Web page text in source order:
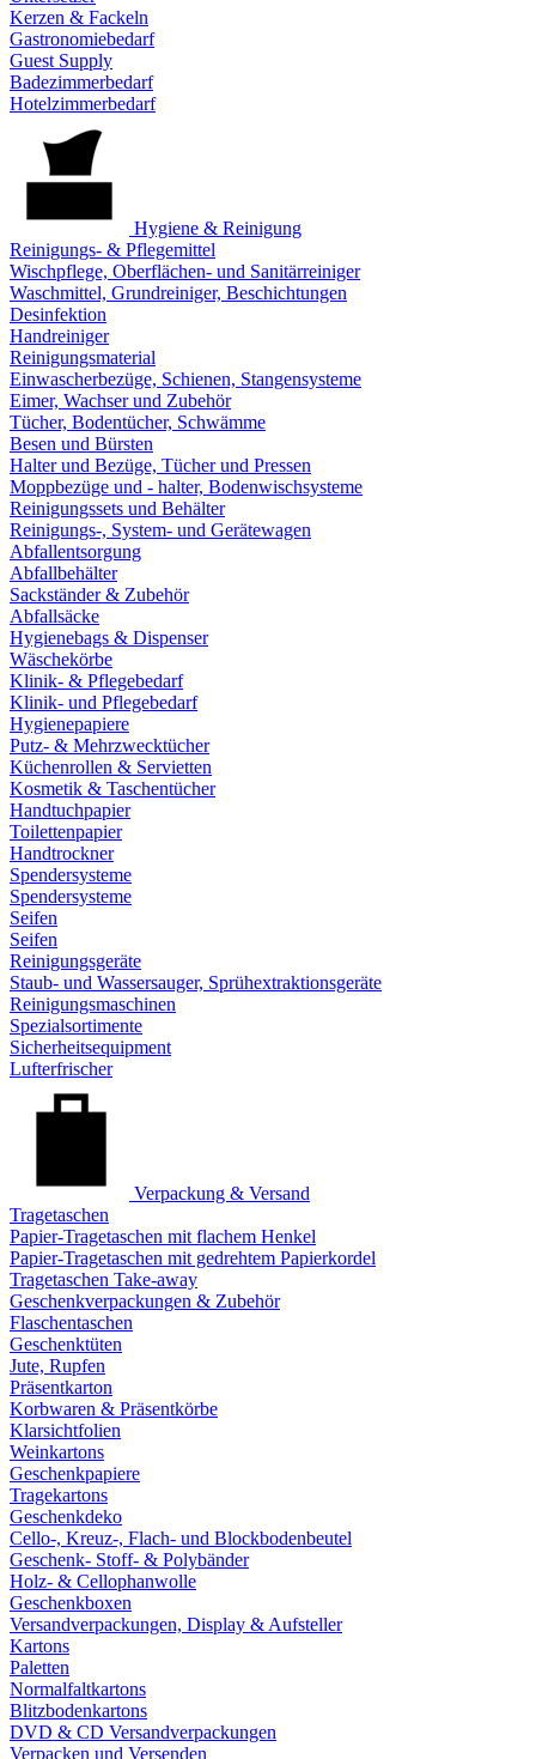
Kerzen & Fackeln
Gastronomiebedarf
Guest Supply
Badezimmerbedarf
Hotelzimmerbedarf
Hygiene & Reinigung
Reinigungs- & Pflegemittel
Wischpflege, Oberflächen- und Sanitärreiniger
Waschmittel, Grundreiniger, Beschichtungen
Desinfektion
Handreiniger
Reinigungsmaterial
Einwascherbezüge, Schienen, Stangensysteme
Eimer, Wachser und Zubehör
Tücher, Bodentücher, Schwämme
Besen und Bürsten
Halter und Bezüge, Tücher und Pressen
Moppbezüge und - halter, Bodenwischsysteme
Reinigungssets und Behälter
Reinigungs-, System- und Gerätewagen
Abfallentsorgung
Abfallbehälter
Sackständer & Zubehör
Abfallsäcke
Hygienebags & Dispenser
Wäschekörbe
Klinik- & Pflegebedarf
Klinik- und Pflegebedarf
Hygienepapiere
Putz- & Mehrzwecktücher
Küchenrollen & Servietten
Kosmetik & Taschentücher
Handtuchpapier
Toilettenpapier
Handtrockner
Spendersysteme
Spendersysteme
Seifen
Seifen
Reinigungsgeräte
Staub- und Wassersauger, Sprühextraktionsgeräte
Reinigungsmaschinen
Spezialsortimente
Sicherheitsequipment
Lufterfrischer
Verpackung & Versand
Tragetaschen
Papier-Tragetaschen mit flachem Henkel
Papier-Tragetaschen mit gedrehtem Papierkordel
Tragetaschen Take-away
Geschenkverpackungen & Zubehör
Flaschentaschen
Geschenktüten
Jute, Rupfen
Präsentkarton
Korbwaren & Präsentkörbe
Klarsichtfolien
Weinkartons
Geschenkpapiere
Tragekartons
Geschenkdeko
Cello-, Kreuz-, Flach- und Blockbodenbeutel
Geschenk- Stoff- & Polybänder
Holz- & Cellophanwolle
Geschenkboxen
Versandverpackungen, Display & Aufsteller
Kartons
Paletten
Normalfaltkartons
Blitzbodenkartons
DVD & CD Versandverpackungen
Verpacken und Versenden